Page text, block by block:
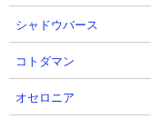
シャドウバース
コトダマン
オセロニア